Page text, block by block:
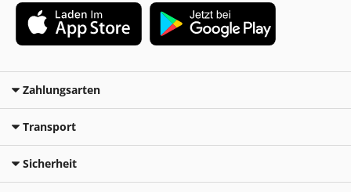
Zahlungsarten
Transport
Sicherheit